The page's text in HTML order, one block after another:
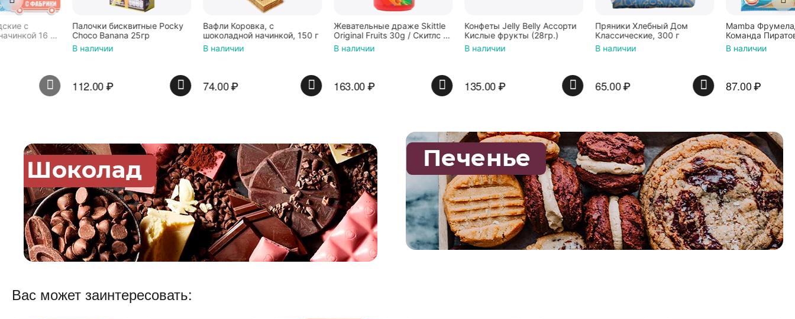
Палочки бисквитные Pocky
Choco Banana 25гр
112.00 ₽
Вафли Коровка, c
шоколадной начинкой, 150 г
₽
Жевательные драже Skittle
Original Fruits 30g / Скитлс со
вкусом фруктов 30гр в
163.00 ₽
Конфеты Jelly Belly Ассорти
Кислые фрукты (28гр.)
135.00 ₽
Пряники Хлебный Дом
Классические, 300 г
₽
Mamba Фрумеладки
Команда Пиратов, мармелад
жевательный с фруктовым
соком и витаминами,
ягодных вкусов, 70г / Мамба
₽
Вас может заинтересовать: